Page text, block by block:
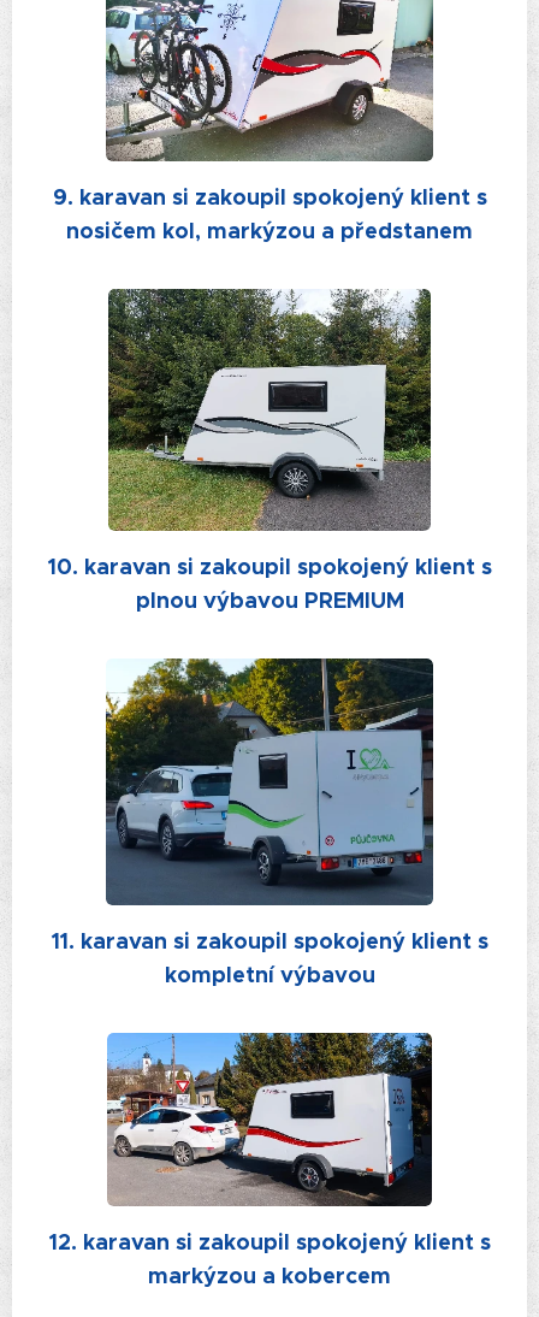
9. karavan si zakoupil spokojený klient s
nosičem kol, markýzou a předstanem
10. karavan si zakoupil spokojený klient s
plnou výbavou PREMIUM
11. karavan si zakoupil spokojený klient s
kompletní výbavou
12. karavan si zakoupil spokojený klient s
markýzou a kobercem